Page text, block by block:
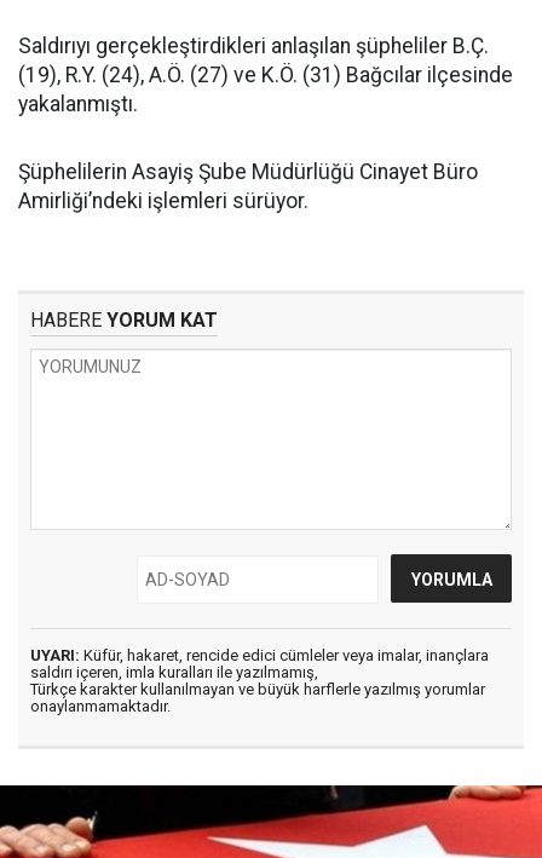
Saldırıyı gerçekleştirdikleri anlaşılan şüpheliler B.Ç.
(19), R.Y. (24), A.Ö. (27) ve K.Ö. (31) Bağcılar ilçesinde
yakalanmıştı.
Şüphelilerin Asayiş Şube Müdürlüğü Cinayet Büro
Amirliği’ndeki işlemleri sürüyor.
HABERE YORUM KAT
UYARI: Küfür, hakaret, rencide edici cümleler veya imalar, inançlara
saldırı içeren, imla kuralları ile yazılmamış,
Türkçe karakter kullanılmayan ve büyük harflerle yazılmış yorumlar
onaylanmamaktadır.